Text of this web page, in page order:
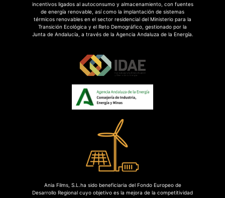
incentivos ligados al autoconsumo y almacenamiento, con fuentes
de energía renovable, así como la implantación de sistemas
térmicos renovables en el sector residencial del Ministerio para la
Transición Ecológica y el Reto Demográfico, gestionado por la
Junta de Andalucía, a través de la Agencia Andaluza de la Energía.
Ania Films, S.L.ha sido beneficiaria del Fondo Europeo de
Desarrollo Regional cuyo objetivo es la mejora de la competitividad